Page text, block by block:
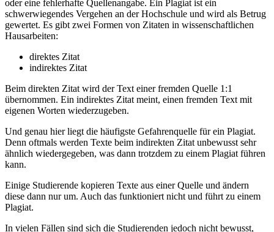
oder eine fehlerhafte Quellenangabe. Ein Plagiat ist ein
schwerwiegendes Vergehen an der Hochschule und wird als Betrug
gewertet. Es gibt zwei Formen von Zitaten in wissenschaftlichen
Hausarbeiten:
direktes Zitat
indirektes Zitat
Beim direkten Zitat wird der Text einer fremden Quelle 1:1
übernommen. Ein indirektes Zitat meint, einen fremden Text mit
eigenen Worten wiederzugeben.
Und genau hier liegt die häufigste Gefahrenquelle für ein Plagiat.
Denn oftmals werden Texte beim indirekten Zitat unbewusst sehr
ähnlich wiedergegeben, was dann trotzdem zu einem Plagiat führen
kann.
Einige Studierende kopieren Texte aus einer Quelle und ändern
diese dann nur um. Auch das funktioniert nicht und führt zu einem
Plagiat.
In vielen Fällen sind sich die Studierenden jedoch nicht bewusst,